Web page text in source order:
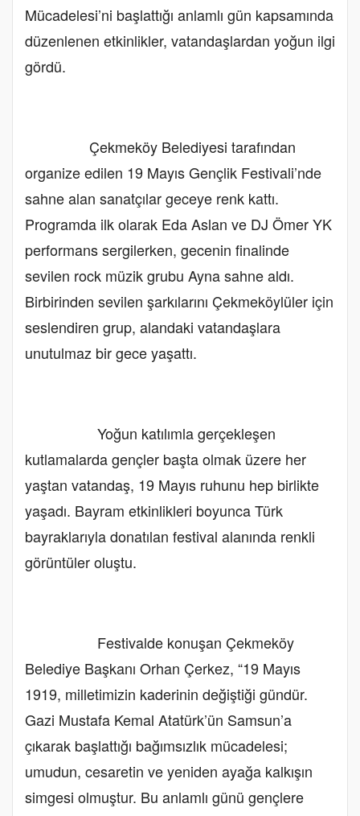
Mücadelesi’ni başlattığı anlamlı gün kapsamında
düzenlenen etkinlikler, vatandaşlardan yoğun ilgi
gördü.
Çekmeköy Belediyesi tarafından
organize edilen 19 Mayıs Gençlik Festivali’nde
sahne alan sanatçılar geceye renk kattı.
Programda ilk olarak Eda Aslan ve DJ Ömer YK
performans sergilerken, gecenin finalinde
sevilen rock müzik grubu Ayna sahne aldı.
Birbirinden sevilen şarkılarını Çekmeköylüler için
seslendiren grup, alandaki vatandaşlara
unutulmaz bir gece yaşattı.
Yoğun katılımla gerçekleşen
kutlamalarda gençler başta olmak üzere her
yaştan vatandaş, 19 Mayıs ruhunu hep birlikte
yaşadı. Bayram etkinlikleri boyunca Türk
bayraklarıyla donatılan festival alanında renkli
görüntüler oluştu.
Festivalde konuşan Çekmeköy
Belediye Başkanı Orhan Çerkez, “19 Mayıs
1919, milletimizin kaderinin değiştiği gündür.
Gazi Mustafa Kemal Atatürk’ün Samsun’a
çıkarak başlattığı bağımsızlık mücadelesi;
umudun, cesaretin ve yeniden ayağa kalkışın
simgesi olmuştur. Bu anlamlı günü gençlere